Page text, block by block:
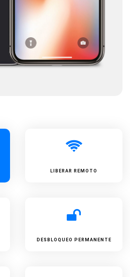
LIBERAR REMOTO
DESBLOQUEO PERMANENTE